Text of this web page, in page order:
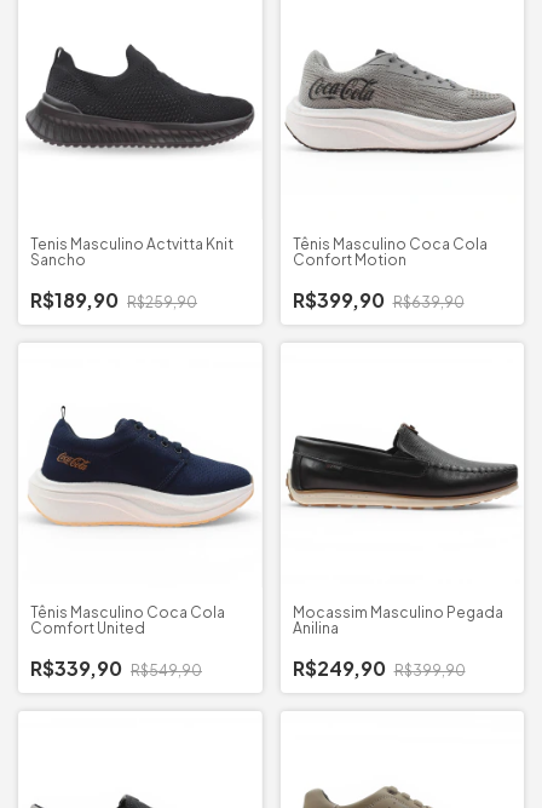
Tenis Masculino Actvitta Knit
Sancho
R$189,90 R$259,90
Tênis Masculino Coca Cola
Confort Motion
R$399,90 R$639,90
Tênis Masculino Coca Cola
Comfort United
R$339,90 R$549,90
Mocassim Masculino Pegada
Anilina
R$249,90 R$399,90